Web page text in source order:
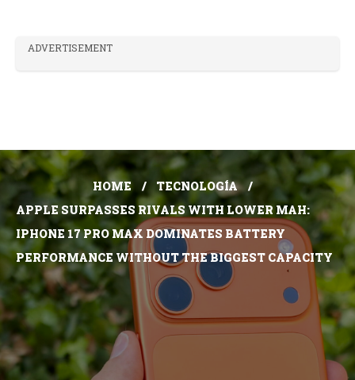
ADVERTISEMENT
HOME
TECNOLOGÍA
APPLE SURPASSES RIVALS WITH LOWER MAH:
IPHONE 17 PRO MAX DOMINATES BATTERY
PERFORMANCE WITHOUT THE BIGGEST CAPACITY